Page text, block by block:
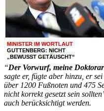
“Der Vorwurf, meine
sagte er, fügte aber hinzu, er
über 1200 Fußnoten und 475
nicht korrekt gesetzt sein
auch berücksichtigt werden.